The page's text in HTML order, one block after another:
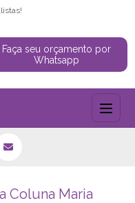
Faça seu orçamento por
Whatsapp
PARA COLUNA MARIA PAULA
Coluna Maria